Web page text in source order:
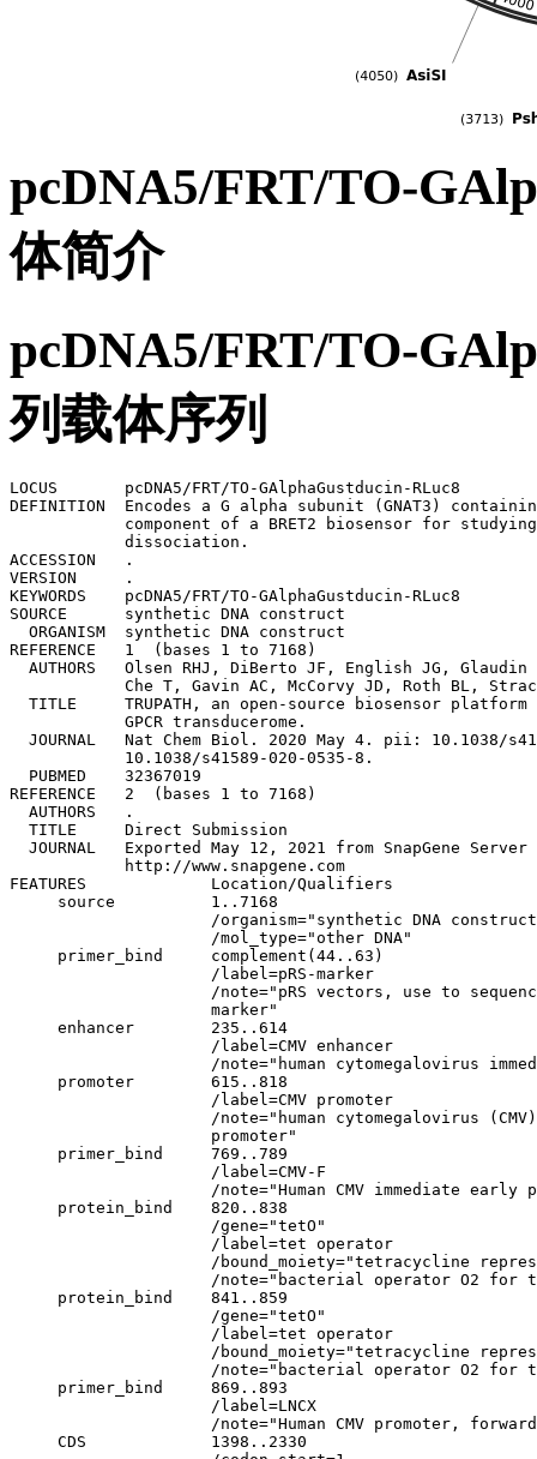
pcDNA5/FRT/TO-
体简介
pcDNA5/FRT/TO-
列载体序列
LOCUS       pcDNA5/FRT/TO-GAlphaGustducin-RLuc8               7168 bp ds-DNA     circular SYN 12-MAY-2021
DEFINITION  Encodes a G alpha subunit (GNAT3) containing RLuc8 as an optimal 
            component of a BRET2 biosensor for studying heterotrimeric G protein
            dissociation.
ACCESSION   .
VERSION     .
KEYWORDS    pcDNA5/FRT/TO-GAlphaGustducin-RLuc8
SOURCE      synthetic DNA construct
  ORGANISM  synthetic DNA construct
REFERENCE   1  (bases 1 to 7168)
  AUTHORS   Olsen RHJ, DiBerto JF, English JG, Glaudin AM, Krumm BE, Slocum ST, 
            Che T, Gavin AC, McCorvy JD, Roth BL, Strachan RT
  TITLE     TRUPATH, an open-source biosensor platform for interrogating the 
            GPCR transducerome.
  JOURNAL   Nat Chem Biol. 2020 May 4. pii: 10.1038/s41589-020-0535-8. doi: 
            10.1038/s41589-020-0535-8.
  PUBMED    32367019
REFERENCE   2  (bases 1 to 7168)
  AUTHORS   .
  TITLE     Direct Submission
  JOURNAL   Exported May 12, 2021 from SnapGene Server 1.1.58
            http://www.snapgene.com
FEATURES             Location/Qualifiers
     source          1..7168
                     /organism="synthetic DNA construct"
                     /mol_type="other DNA"
     primer_bind     complement(44..63)
                     /label=pRS-marker
                     /note="pRS vectors, use to sequence yeast selectable 
                     marker"
     enhancer        235..614
                     /label=CMV enhancer
                     /note="human cytomegalovirus immediate early enhancer"
     promoter        615..818
                     /label=CMV promoter
                     /note="human cytomegalovirus (CMV) immediate early 
                     promoter"
     primer_bind     769..789
                     /label=CMV-F
                     /note="Human CMV immediate early promoter, forward primer"
     protein_bind    820..838
                     /gene="tetO"
                     /label=tet operator
                     /bound_moiety="tetracycline repressor TetR"
                     /note="bacterial operator O2 for the tetR and tetA genes"
     protein_bind    841..859
                     /gene="tetO"
                     /label=tet operator
                     /bound_moiety="tetracycline repressor TetR"
                     /note="bacterial operator O2 for the tetR and tetA genes"
     primer_bind     869..893
                     /label=LNCX
                     /note="Human CMV promoter, forward primer"
     CDS             1398..2330
                     /codon_start=1
                     /product="Renilla luciferase"
                     /label=hRluc
                     /note="human codon-optimized"
                     /translation="MASKVYDPEQRKRMITGPQWWARCKQMNVLDSFINYYDSEKHAEN
                     AVIFLHGNATSSYLWRHVVPHIEPVARCIIPDLIGMGKSGKSGNGSYRLLDHYKYLTAW
                     FELLNLPKKIIFVGHDWGAALAFHYAYEHQDRIKAIVHMESVVDVIESWDEWPDIEEDI
                     ALIKSEEGEKMVLENNFFVETVLPSKIMRKLEPEEFAAYLEPFKEKGEVRRPTLSWPRE
                     IPLVKGGKPDVVQIVRNYNAYLRASDDLPKLFIESDPGFFSNAIVEGAKKFPNTEFVKV
                     KGLHFLQEDAPDEMGKYIKSFVERVLKNEQ"
     primer_bind     complement(3120..3137)
                     /label=BGH-rev
                     /note="Bovine growth hormone terminator, reverse primer. 
                     Also called BGH reverse"
     polyA_signal    3126..3350
                     /label=bGH poly(A) signal
                     /note="bovine growth hormone polyadenylation signal"
     primer_bind     complement(3483..3502)
                     /label=F1ori-R
                     /note="F1 origin, reverse primer"
     protein_bind    3634..3681
                     /label=FRT
                     /bound_moiety="FLP recombinase from the Saccharomyces 
                     cerevisiae 2u plasmid"
                     /note="FLP-mediated recombination occurs in the 8-bp core 
                     sequence TCTAGAAA (Turan and Bode, 2011)."
     CDS             3689..4711
                     /codon_start=1
                     /gene="aph(4)-Ia"
                     /product="aminoglycoside phosphotransferase from E. coli"
                     /label=HygR
                     /note="confers resistance to hygromycin"
                     /translation="KKPELTATSVEKFLIEKFDSVSDLMQLSEGEESRAFSFDVGGRGY
                     VLRVNSCADGFYKDRYVYRHFASAALPIPEVLDIGEFSESLTYCISRRAQGVTLQDLPE
                     TELPAVLQPVAEAMDAIAAADLSQTSGFGPFGPQGIGQYTTWRDFICAIADPHVYHWQT
                     VMDDTVSASVAQALDELMLWAEDCPEVRHLVHADFGSNNVLTDNGRITAVIDWSEAMFG
                     DSQYEVANIFFWRPWLACMEQQTRYFERRHPELAGSPRLRAYMLRIGLDQLYQSLVDGN
                     FDDAAWAQGRCDAIVRSGAGTVGRTQIARRSAAVWTDGCVEVLADSGNRRPSTRPRAKE
                     "
     polyA_signal    4841..4962
                     /label=SV40 poly(A) signal
                     /note="SV40 polyadenylation signal"
     primer_bind     complement(4878..4897)
                     /label=SV40pA-R
                     /note="SV40